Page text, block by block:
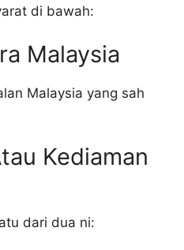
di bawah:
Malaysia
Malaysia yang sah
Kediaman
dari dua ni: